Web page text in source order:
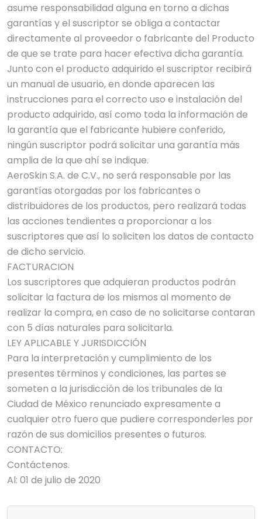
asume responsabilidad alguna en torno a dichas
garantías y el suscriptor se obliga a contactar
directamente al proveedor o fabricante del Producto
de que se trate para hacer efectiva dicha garantía.
Junto con el producto adquirido el suscriptor recibirá
un manual de usuario, en donde aparecen las
instrucciones para el correcto uso e instalación del
producto adquirido, así como toda la información de
la garantía que el fabricante hubiere conferido,
ningún suscriptor podrá solicitar una garantía más
amplia de la que ahí se indique.
AeroSkin S.A. de C.V., no será responsable por las
garantías otorgadas por los fabricantes o
distribuidores de los productos, pero realizará todas
las acciones tendientes a proporcionar a los
suscriptores que así lo soliciten los datos de contacto
de dicho servicio.
FACTURACION
Los suscriptores que adquieran productos podrán
solicitar la factura de los mismos al momento de
realizar la compra, en caso de no solicitarse contaran
con 5 días naturales para solicitarla.
LEY APLICABLE Y JURISDICCIÓN
Para la interpretación y cumplimiento de los
presentes términos y condiciones, las partes se
someten a la jurisdicción de los tribunales de la
Ciudad de México renunciado expresamente a
cualquier otro fuero que pudiere corresponderles por
razón de sus domicilios presentes o futuros.
CONTACTO:
Contáctenos.
Al: 01 de julio de 2020